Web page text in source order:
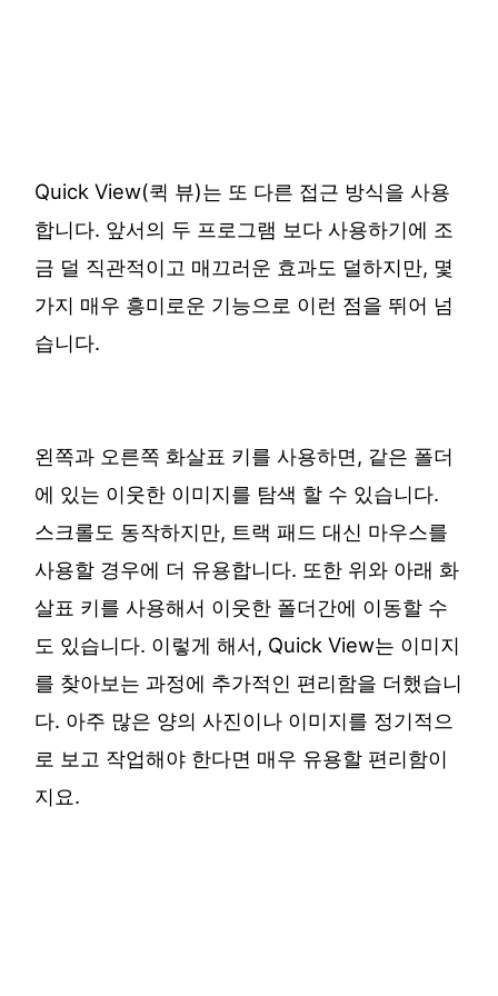
Quick View(퀵 뷰)는 또 다른 접근 방식을 사용
합니다. 앞서의 두 프로그램 보다 사용하기에 조
금 덜 직관적이고 매끄러운 효과도 덜하지만, 몇
가지 매우 흥미로운 기능으로 이런 점을 뛰어 넘
습니다.
왼쪽과 오른쪽 화살표 키를 사용하면, 같은 폴더
에 있는 이웃한 이미지를 탐색 할 수 있습니다.
스크롤도 동작하지만, 트랙 패드 대신 마우스를
사용할 경우에 더 유용합니다. 또한 위와 아래 화
살표 키를 사용해서 이웃한 폴더간에 이동할 수
도 있습니다. 이렇게 해서, Quick View는 이미지
를 찾아보는 과정에 추가적인 편리함을 더했습니
다. 아주 많은 양의 사진이나 이미지를 정기적으
로 보고 작업해야 한다면 매우 유용할 편리함이
지요.